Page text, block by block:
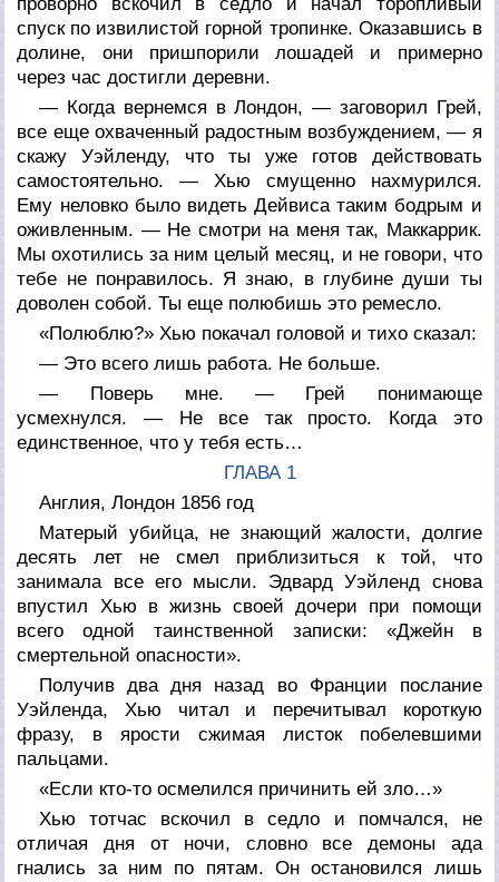
спуск по извилистой горной тропинке. Оказавшись в
долине, они пришпорили лошадей и примерно
через час достигли деревни.
— Когда вернемся в Лондон, — заговорил Грей,
все еще охваченный радостным возбуждением, — я
скажу Уэйленду, что ты уже готов действовать
самостоятельно. — Хью смущенно нахмурился.
Ему неловко было видеть Дейвиса таким бодрым и
оживленным. — Не смотри на меня так, Маккаррик.
Мы охотились за ним целый месяц, и не говори, что
тебе не понравилось. Я знаю, в глубине души ты
доволен собой. Ты еще полюбишь это ремесло.
«Полюблю?» Хью покачал головой и тихо сказал:
— Это всего лишь работа. Не больше.
— Поверь мне. — Грей понимающе
усмехнулся. — Не все так просто. Когда это
единственное, что у тебя есть…
ГЛАВА 1
Англия, Лондон 1856 год
Матерый убийца, не знающий жалости, долгие
десять лет не смел приблизиться к той, что
занимала все его мысли. Эдвард Уэйленд снова
впустил Хью в жизнь своей дочери при помощи
всего одной таинственной записки: «Джейн в
смертельной опасности».
Получив два дня назад во Франции послание
Уэйленда, Хью читал и перечитывал короткую
фразу, в ярости сжимая листок побелевшими
пальцами.
«Если кто-то осмелился причинить ей зло…»
Хью тотчас вскочил в седло и помчался, не
отличая дня от ночи, словно все демоны ада
гнались за ним по пятам. Он остановился лишь